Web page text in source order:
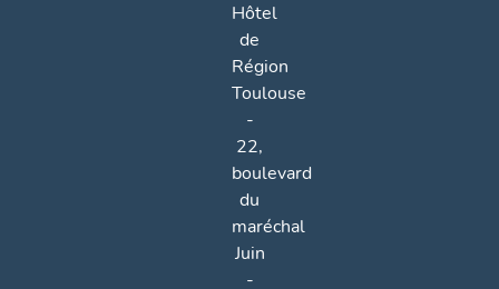
Hôtel
de
Région
Toulouse
-
22,
boulevard
du
maréchal
Juin
-